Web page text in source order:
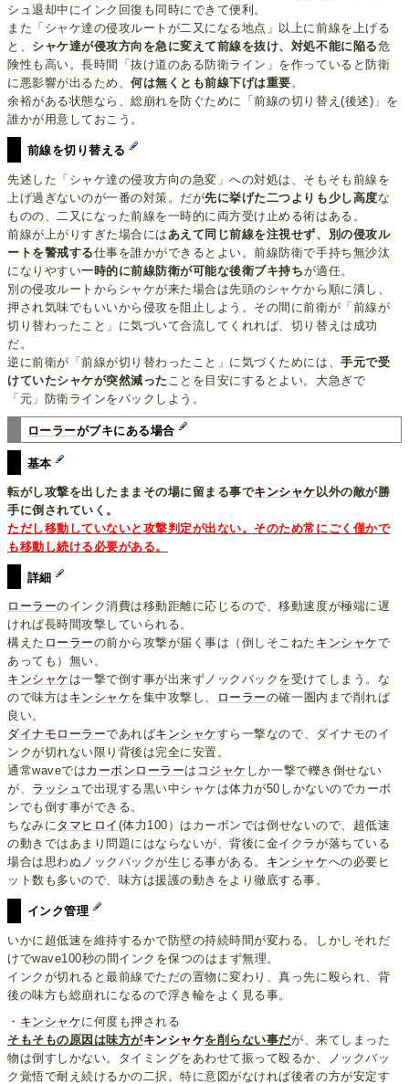
シュ退却中にインク回復も同時にできて便利。
また「シャケ達の侵攻ルートが二又になる地点」以上に前線を上げる
と、 シャケ達が侵攻方向を急に変えて前線を抜け、対処不能に陥る危
険性も高い。長時間「抜け道のある防衛ライン」を作っていると防衛
に悪影響が出るため、何は無くとも前線下げは重要。
余裕がある状態なら、総崩れを防ぐために「前線の切り替え(後述)」を
誰かが用意しておこう。
前線を切り替える
先述した「シャケ達の侵攻方向の急変」への対処は、そもそも前線を
上げ過ぎないのが一番の対策。だが先に挙げた二つよりも少し高度な
ものの、二又になった前線を一時的に両方受け止める術はある。
前線が上がりすぎた場合には あえて同じ前線を注視せず、別の侵攻ル
ートを警戒する仕事を誰かができるとよい。前線防衛で手持ち無沙汰
になりやすい一時的に前線防衛が可能な後衛ブキ持ちが適任。
別の侵攻ルートからシャケが来た場合は先頭のシャケから順に潰し、
押され気味でもいいから侵攻を阻止しよう。その間に前衛が「前線が
切り替わったこと」に気づいて合流してくれれば、切り替えは成功
だ。
逆に前衛が「前線が切り替わったこと」に気づくためには、手元で受
けていたシャケが突然減った ことを目安にするとよい。大急ぎで
「元」防衛ラインをバックしよう。
ローラーがブキにある場合
基本
転がし攻撃を出したままその場に留まる事でキンシャケ以外の敵が勝
手に倒されていく。
ただし移動していないと攻撃判定が出ない。そのため常にごく僅かで
も移動し続ける必要がある。
詳細
ローラーのインク消費は移動距離に応じるので、移動速度が極端に遅
ければ長時間攻撃していられる。
構えた ローラーの前から攻撃が届く事は（倒しそこねた キンシャケで
あっても）無い。
キンシャケ は一撃で倒す事が出来ずノックバックを受けてしまう。な
ので味方は キンシャケを集中攻撃し、 ローラーの確一圏内まで削れば
良い。
ダイナモローラーであればキンシャケすら一撃なので、ダイナモのイ
ンクが切れない限り背後は完全に安置。
通常waveではカーボンローラーは コジャケ しか一撃で轢き倒せない
が、 ラッシュで出現する黒い中シャケは体力が50しかないのでカーボ
ンでも倒す事ができる。
ちなみにタマヒロイ (体力100）はカーボンでは倒せないので、超低速
の動きではあまり問題にはならないが、背後に金イクラが落ちている
場合は思わぬノックバックが生じる事がある。 キンシャケへの必要ヒ
ット数も多いので、味方は援護の動きをより徹底する事。
インク管理
いかに超低速を維持するかで防壁の持続時間が変わる。しかしそれだ
けでwave100秒の間インクを保つのはまず無理。
インクが切れると最前線でただの置物に変わり、真っ先に殴られ、背
後の味方も総崩れになるので浮き輪をよく見る事。
・ キンシャケに何度も押される
そもそもの原因は味方がキンシャケを削らない事だが、来てしまった
物は倒すしかない。タイミングをあわせて振って殴るか、ノックバッ
ク覚悟で耐え続けるかの二択。特に意図がなければ後者の方が安定す